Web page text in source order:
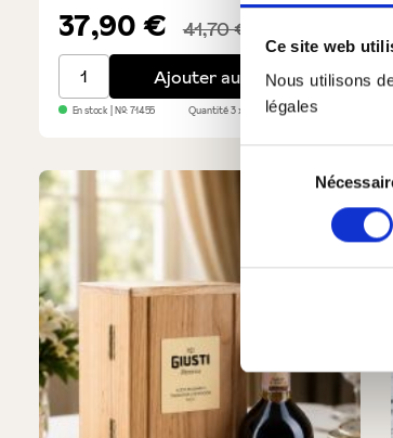
Ce site web
Nous utilisons
légales
consentement
Note moyenne de 5 sur 5 étoiles
37,90 € 41,70 €
Set avantageux de Vinaigre balsamique
Ajouter au panier
En stock | №:71455 Quantité3 x 250mlPB : 37,90€/st